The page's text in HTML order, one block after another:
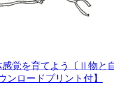
感覚を育てよう〔Ⅱ物と
ンロードプリント付】